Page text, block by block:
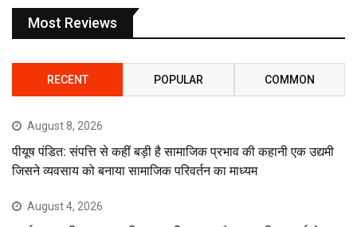
Most Reviews
RECENT POPULAR COMMON
August 8, 2026
पीयूष पंडित: संपत्ति से कहीं बड़ी है सामाजिक प्रभाव की कहानी एक उद्यमी
जिसने व्यवसाय को बनाया सामाजिक परिवर्तन का माध्यम
August 4, 2026